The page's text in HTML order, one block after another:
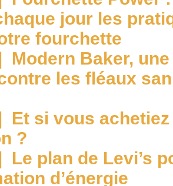
jour les
fourchette
Modern Baker,
les fléaux
Et si vous
?
Le plan de Levi’s
d’énergie